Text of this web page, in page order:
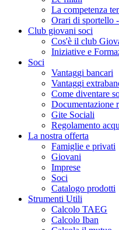
La competenza
Orari di sportello
Club giovani soci
Cos'è il club
Iniziative e
Soci
Vantaggi bancari
Vantaggi
Come diventare
Documentazione
Gite Sociali
Regolamento
La nostra offerta
Famiglie e privati
Giovani
Imprese
Soci
Catalogo prodotti
Strumenti Utili
Calcolo TAEG
Calcolo Iban